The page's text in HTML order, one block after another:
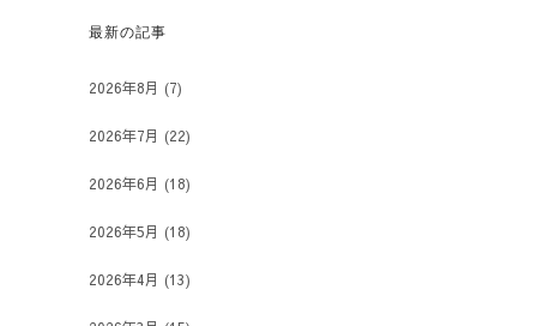
最新の記事
2026年8月 (7)
2026年7月 (22)
2026年6月 (18)
2026年5月 (18)
2026年4月 (13)